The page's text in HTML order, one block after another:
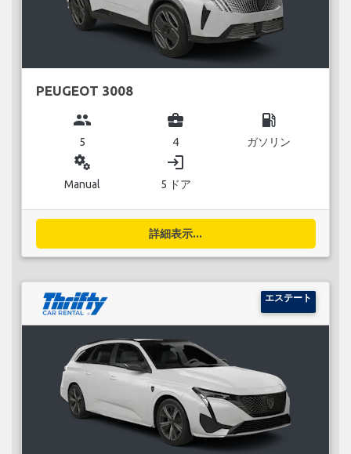
PEUGEOT 3008
group
5
business_center
4
local_gas_station
ガソリン
miscellaneous_services
Manual
login
5 ドア
詳細表示...
エステート